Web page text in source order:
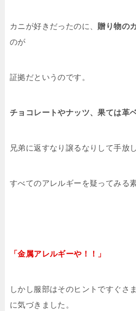
カニが好きだったのに、 贈り物の
のが
証拠だというのです。
チョコレートやナッツ、果ては革
兄弟に返すなり譲るなりして手放し
すべてのアレルギーを疑ってみる
「金属アレルギーや！！」
しかし服部はそのヒントですぐさ
に気づきました。